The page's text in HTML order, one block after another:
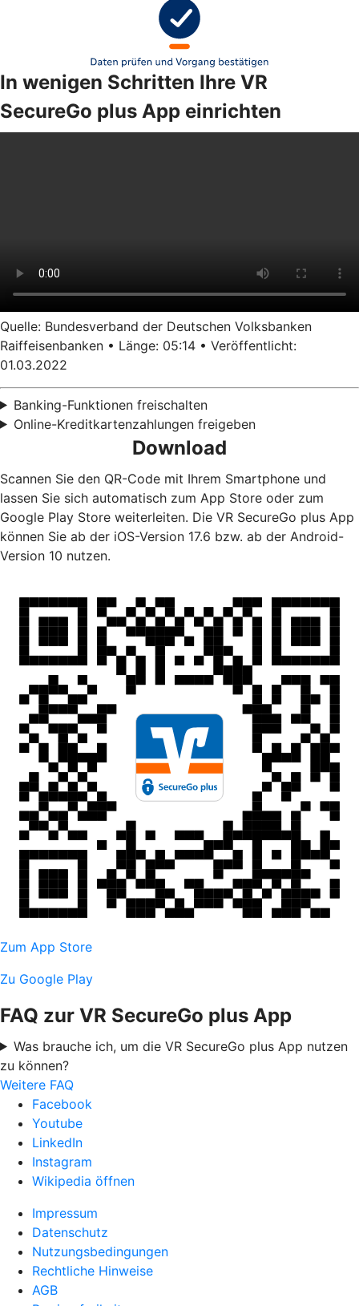
In wenigen Schritten Ihre VR
SecureGo plus App einrichten
Quelle: Bundesverband der Deutschen Volksbanken
Raiffeisenbanken • Länge: 05:14 • Veröffentlicht:
01.03.2022
Banking-Funktionen freischalten
Online-Kreditkartenzahlungen freigeben
Download
Scannen Sie den QR-Code mit Ihrem Smartphone und
lassen Sie sich automatisch zum App Store oder zum
Google Play Store weiterleiten. Die VR SecureGo plus App
können Sie ab der iOS-Version 17.6 bzw. ab der Android-
Version 10 nutzen.
Zum App Store
Zu Google Play
FAQ zur VR SecureGo plus App
Was brauche ich, um die VR SecureGo plus App nutzen
zu können?
Weitere FAQ
Facebook
Youtube
LinkedIn
Instagram
Wikipedia öffnen
Impressum
Datenschutz
Nutzungsbedingungen
Rechtliche Hinweise
AGB